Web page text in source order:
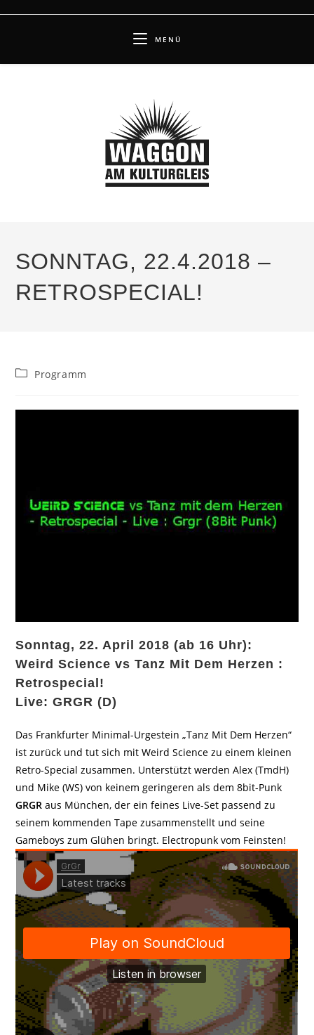
MENÜ
SONNTAG, 22.4.2018 –
RETROSPECIAL!
Beitrags-
Programm
Sonntag, 22. April 2018 (ab 16 Uhr):
Weird Science vs Tanz Mit Dem Herzen :
Retrospecial!
Live: GRGR (D)
Das Frankfurter Minimal-Urgestein „Tanz Mit Dem Herzen“
ist zurück und tut sich mit Weird Science zu einem kleinen
Retro-Special zusammen. Unterstützt werden Alex (TmdH)
und Mike (WS) von keinem geringeren als dem 8bit-Punk
GRGR aus München, der ein feines Live-Set passend zu
seinem kommenden Tape zusammenstellt und seine
Gameboys zum Glühen bringt. Electropunk vom Feinsten!